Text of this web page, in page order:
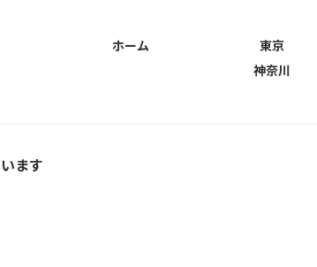
ホーム 東京
神奈川
ます